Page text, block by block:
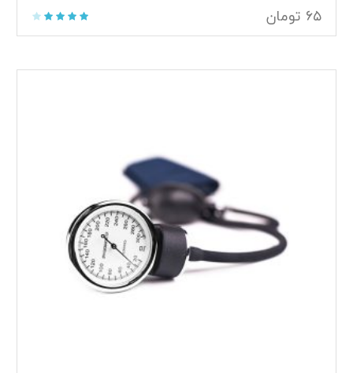
۶۵ تومان